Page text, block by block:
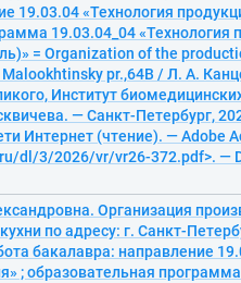
19.03.04 «Технология
19.03.04_04 «Технология
= Organization of the
pr.,64B / Л. А.
Институт
— Санкт-Петербург,
Интернет (чтение). — Adobe
dl/3/2026/vr/vr26-372.pdf>. —
Организация
по адресу: г. Санкт-
бакалавра: направление
; образовательная